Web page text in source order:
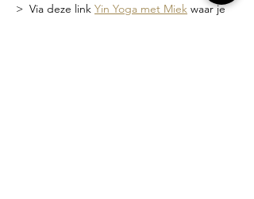
>  Via deze link Yin Yoga met Miek waar je